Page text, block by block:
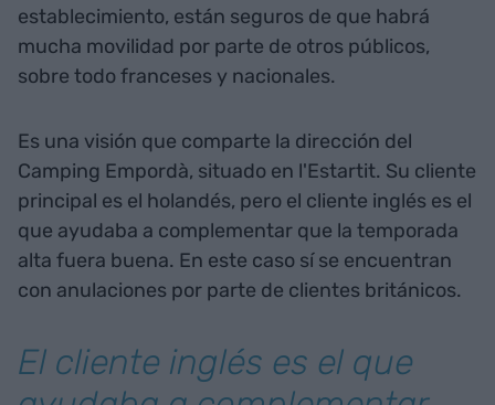
establecimiento, están seguros de que habrá
mucha movilidad por parte de otros públicos,
sobre todo franceses y nacionales.
Es una visión que comparte la dirección del
Camping Empordà, situado en l'Estartit. Su cliente
principal es el holandés, pero el cliente inglés es el
que ayudaba a complementar que la temporada
alta fuera buena. En este caso sí se encuentran
con anulaciones por parte de clientes británicos.
El cliente inglés es el que